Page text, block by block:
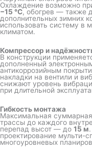
Охлаждение возможно
−15 °C, обогрев — также
дополнительных зимних
использовать систему в
климатом.
Компрессор и
В конструкции
дополненный
антикоррозийным
накладки на вентили и
снижают уровень
при длительной
Гибкость монтажа
Максимальная
трассы до каждого
перепад высот — до 15 м
проектирование мульти-
многоуровневых